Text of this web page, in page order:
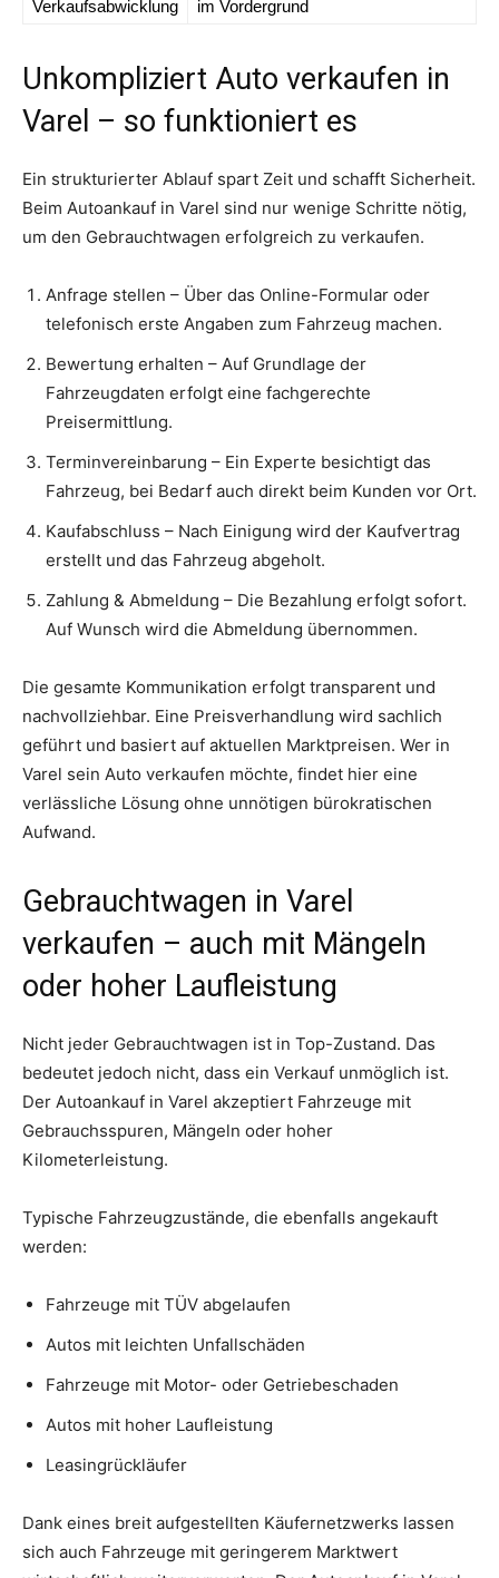
Verkaufsabwicklung
im Vordergrund
Unkompliziert Auto verkaufen in
Varel – so funktioniert es
Ein strukturierter Ablauf spart Zeit und schafft Sicherheit.
Beim Autoankauf in Varel sind nur wenige Schritte nötig,
um den Gebrauchtwagen erfolgreich zu verkaufen.
Anfrage stellen – Über das Online-Formular oder
telefonisch erste Angaben zum Fahrzeug machen.
Bewertung erhalten – Auf Grundlage der
Fahrzeugdaten erfolgt eine fachgerechte
Preisermittlung.
Terminvereinbarung – Ein Experte besichtigt das
Fahrzeug, bei Bedarf auch direkt beim Kunden vor Ort.
Kaufabschluss – Nach Einigung wird der Kaufvertrag
erstellt und das Fahrzeug abgeholt.
Zahlung & Abmeldung – Die Bezahlung erfolgt sofort.
Auf Wunsch wird die Abmeldung übernommen.
Die gesamte Kommunikation erfolgt transparent und
nachvollziehbar. Eine Preisverhandlung wird sachlich
geführt und basiert auf aktuellen Marktpreisen. Wer in
Varel sein Auto verkaufen möchte, findet hier eine
verlässliche Lösung ohne unnötigen bürokratischen
Aufwand.
Gebrauchtwagen in Varel
verkaufen – auch mit Mängeln
oder hoher Laufleistung
Nicht jeder Gebrauchtwagen ist in Top-Zustand. Das
bedeutet jedoch nicht, dass ein Verkauf unmöglich ist.
Der Autoankauf in Varel akzeptiert Fahrzeuge mit
Gebrauchsspuren, Mängeln oder hoher
Kilometerleistung.
Typische Fahrzeugzustände, die ebenfalls angekauft
werden:
Fahrzeuge mit TÜV abgelaufen
Autos mit leichten Unfallschäden
Fahrzeuge mit Motor- oder Getriebeschaden
Autos mit hoher Laufleistung
Leasingrückläufer
Dank eines breit aufgestellten Käufernetzwerks lassen
sich auch Fahrzeuge mit geringerem Marktwert